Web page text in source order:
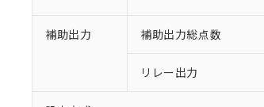
補助出力 補助出力総点数
リレー出力